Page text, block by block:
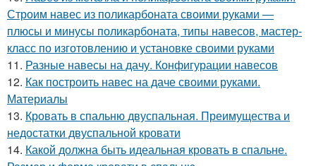
Строим навес из поликарбоната своими руками —
плюсы и минусы поликарбоната, типы навесов, мастер-
класс по изготовлению и установке своими руками
11. Разные навесы на дачу. Конфигурации навесов
12. Как построить навес на даче своими руками.
Материалы
13. Кровать в спальню двуспальная. Преимущества и
недостатки двуспальной кровати
14. Какой должна быть идеальная кровать в спальне.